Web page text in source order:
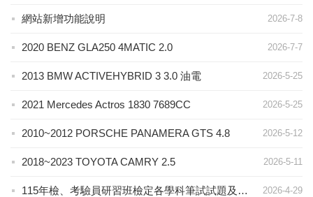
2026-7-8
網站新增功能說明
2026-7-7
2020 BENZ GLA250 4MATIC 2.0
2026-5-25
2013 BMW ACTIVEHYBRID 3 3.0 油電
2026-5-25
2021 Mercedes Actros 1830 7689CC
2026-5-12
2010~2012 PORSCHE PANAMERA GTS 4.8
2026-5-11
2018~2023 TOYOTA CAMRY 2.5
2026-4-29
115年檢、考驗員研習班檢定各學科筆試試題及答案